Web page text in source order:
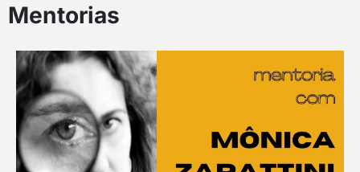
Mentorias